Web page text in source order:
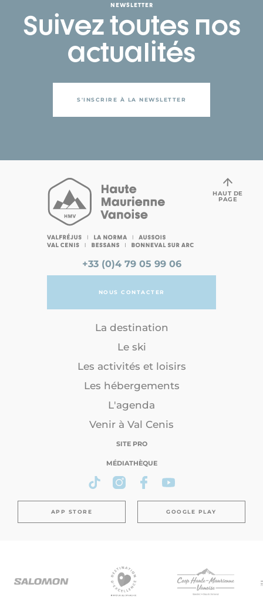
NEWSLETTER
Suivez toutes nos
actualités
S'INSCRIRE À LA NEWSLETTER
+33 (0)4 79 05 99 06
NOUS CONTACTER
La destination
Le ski
Les activités et loisirs
Les hébergements
L'agenda
Venir à Val Cenis
SITE PRO
MÉDIATHÈQUE
APP STORE GOOGLE PLAY
HAUT DE
PAGE